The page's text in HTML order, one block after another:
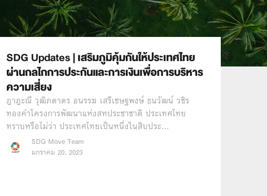
SDG Updates |เสริมภูมิคุ้มกันให้ประเทศไทย
ผ่านกลไกการประกันและการเงินเพื่อการบริหาร
ความเสี่ยง
ฎาฎะณี วุฒิภดาดร อนรรฆ เสรีเชษฐพงษ์ ธนวัฒน์ วชิร
ทองคำโครงการพัฒนาแห่งสหประชาชาติ ประเทศไทย
ทราบหรือไม่ว่า ประเทศไทยเป็นหนึ่งในสิบประ…
SDG Move Team
มกราคม 20, 2023